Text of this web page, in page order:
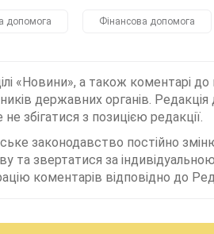
допомога Фінансова допомога
«Новини», а також коментарі
державних органів.
збігатися з позицією редакції.
законодавство постійно
та звертатися за
коментарів відповідно до